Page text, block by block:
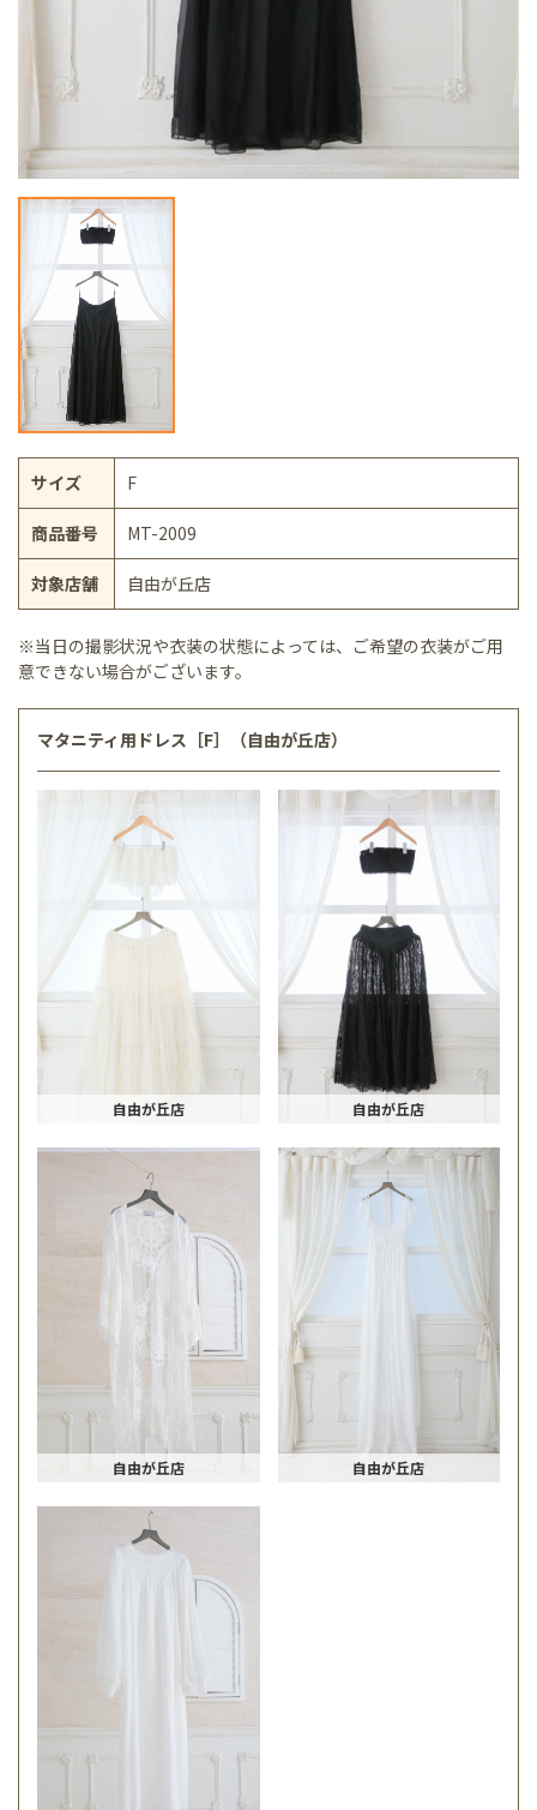
サイズ F
商品番号 MT-2009
対象店舗 自由が丘店
※当日の撮影状況や衣装の状態によっては、ご希望の衣装がご用
意できない場合がございます。
マタニティ用ドレス［F］（自由が丘店）
自由が丘店 自由が丘店
自由が丘店 自由が丘店